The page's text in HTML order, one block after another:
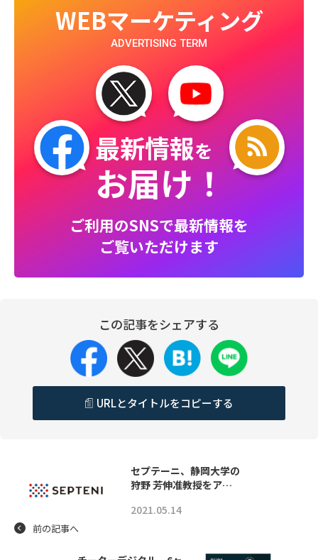
WEBマーケティング
ADVERTISING TERM
最新情報を
お届け！
ご利用のSNSで最新情報を
ご覧いただけます
この記事をシェアする
URLとタイトルをコピーする
セプテーニ、静岡大学の
狩野 芳伸准教授をア…
2021.05.14
前の記事へ